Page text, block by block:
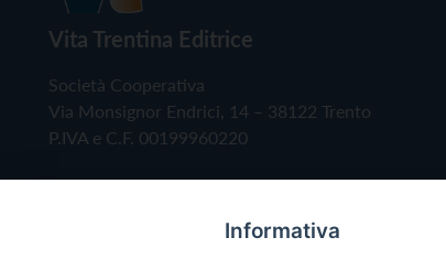
Vita Trentina Editrice
Società Cooperativa
Via Monsignor Endrici, 14 – 38122 Trento
P.IVA e C.F. 00199960220
Informativa